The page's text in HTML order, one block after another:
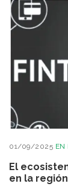
01/09/2025 EN
El
en la región